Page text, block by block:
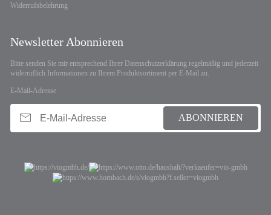
Widerrufsbelehrung
Newsletter Abonnieren
Bitte senden Sie mir entsprechend Ihrer Datenschutzerklärung regelmäßig und jederzeit
widerruflich Informationen zu Ihrem Produktsortiment per E-Mail zu.
E-Mail-Adresse
ABONNIEREN